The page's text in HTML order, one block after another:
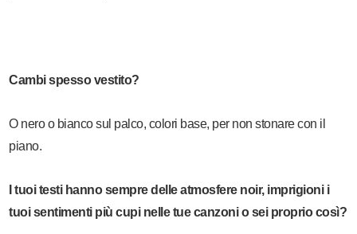
Cambi spesso vestito?
O nero o bianco sul palco, colori base, per non stonare con il
piano.
I tuoi testi hanno sempre delle atmosfere noir, imprigioni i
tuoi sentimenti più cupi nelle tue canzoni o sei proprio così?